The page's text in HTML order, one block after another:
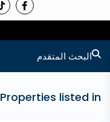
البحث المتقدم
Properties listed in عقارات للإيجار في حديقة الوليد 2